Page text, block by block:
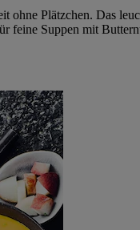
Plätzchen. Das
feine Suppen mit